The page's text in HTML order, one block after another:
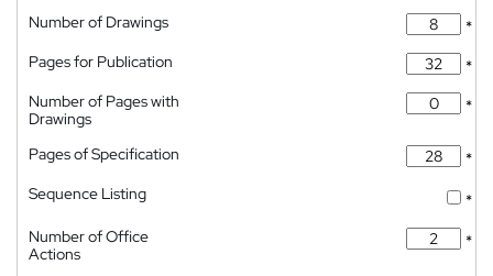
Number of Drawings
*
Pages for Publication
*
Number of Pages with
Drawings
*
Pages of Specification
*
Sequence Listing
*
Number of Office
Actions
*